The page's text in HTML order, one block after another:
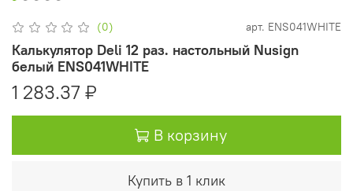
(0) арт. ENS041WHITE
Калькулятор Deli 12 раз. настольный Nusign
белый ENS041WHITE
1 283.37 ₽
В корзину
Купить в 1 клик